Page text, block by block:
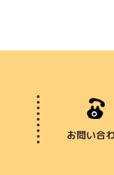
お問い合